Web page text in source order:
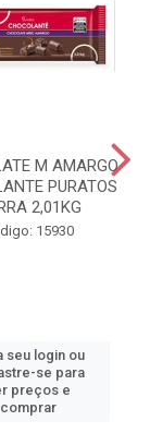
M AMARGO
PURATOS
2,01KG
15930
seu login ou
se para
preços e
comprar